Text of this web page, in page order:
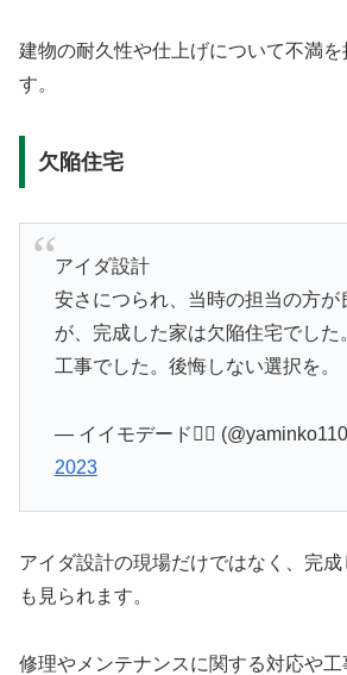
建物の耐久性や仕上げについて不満を
す。
欠陥住宅
アイダ設計
安さにつられ、当時の担当の方が
が、完成した家は欠陥住宅でした
工事でした。後悔しない選択を。
— イイモデード❁⃘
2023
アイダ設計の現場だけではなく、完
も見られます。
修理やメンテナンスに関する対応や工